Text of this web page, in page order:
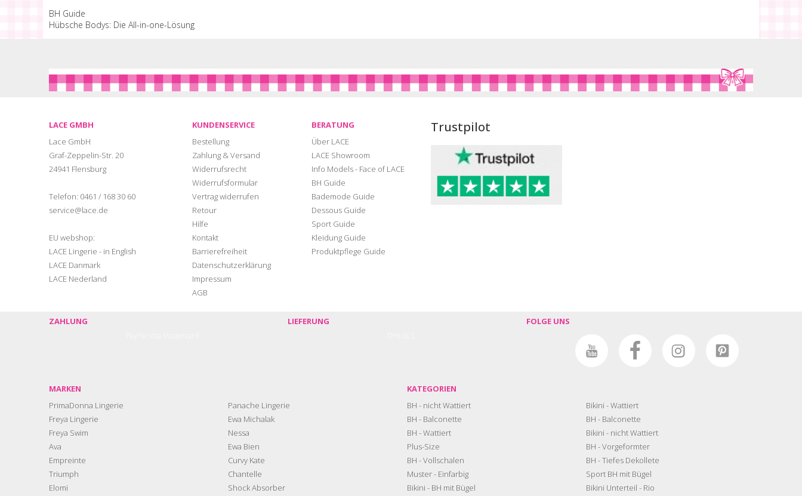
BH Guide
Hübsche Bodys: Die All-in-one-Lösung
LACE GMBH
Lace GmbH
Graf-Zeppelin-Str. 20
24941 Flensburg
Telefon: 0461 / 168 30 60
service@lace.de
EU webshop:
LACE Lingerie - in English
LACE Danmark
LACE Nederland
KUNDENSERVICE
Bestellung
Zahlung & Versand
Widerrufsrecht
Widerrufsformular
Vertrag widerrufen
Retour
Hilfe
Kontakt
Barrierefreiheit
Datenschutzerklärung
Impressum
AGB
BERATUNG
Über LACE
LACE Showroom
Info Models - Face of LACE
BH Guide
Bademode Guide
Dessous Guide
Sport Guide
Kleidung Guide
Produktpflege Guide
Trustpilot
ZAHLUNG LIEFERUNG FOLGE UNS
MARKEN
PrimaDonna Lingerie
Freya Lingerie
Freya Swim
Ava
Empreinte
Triumph
Elomi
Panache Lingerie
Ewa Michalak
Nessa
Ewa Bien
Curvy Kate
Chantelle
Shock Absorber
KATEGORIEN
BH - nicht Wattiert
BH - Balconette
BH - Wattiert
Plus-Size
BH - Vollschalen
Muster - Einfarbig
Bikini - BH mit Bügel
Bikini - Wattiert
BH - Balconette
Bikini - nicht Wattiert
BH - Vorgeformter
BH - Tiefes Dekollete
Sport BH mit Bügel
Bikini Unterteil - Rio